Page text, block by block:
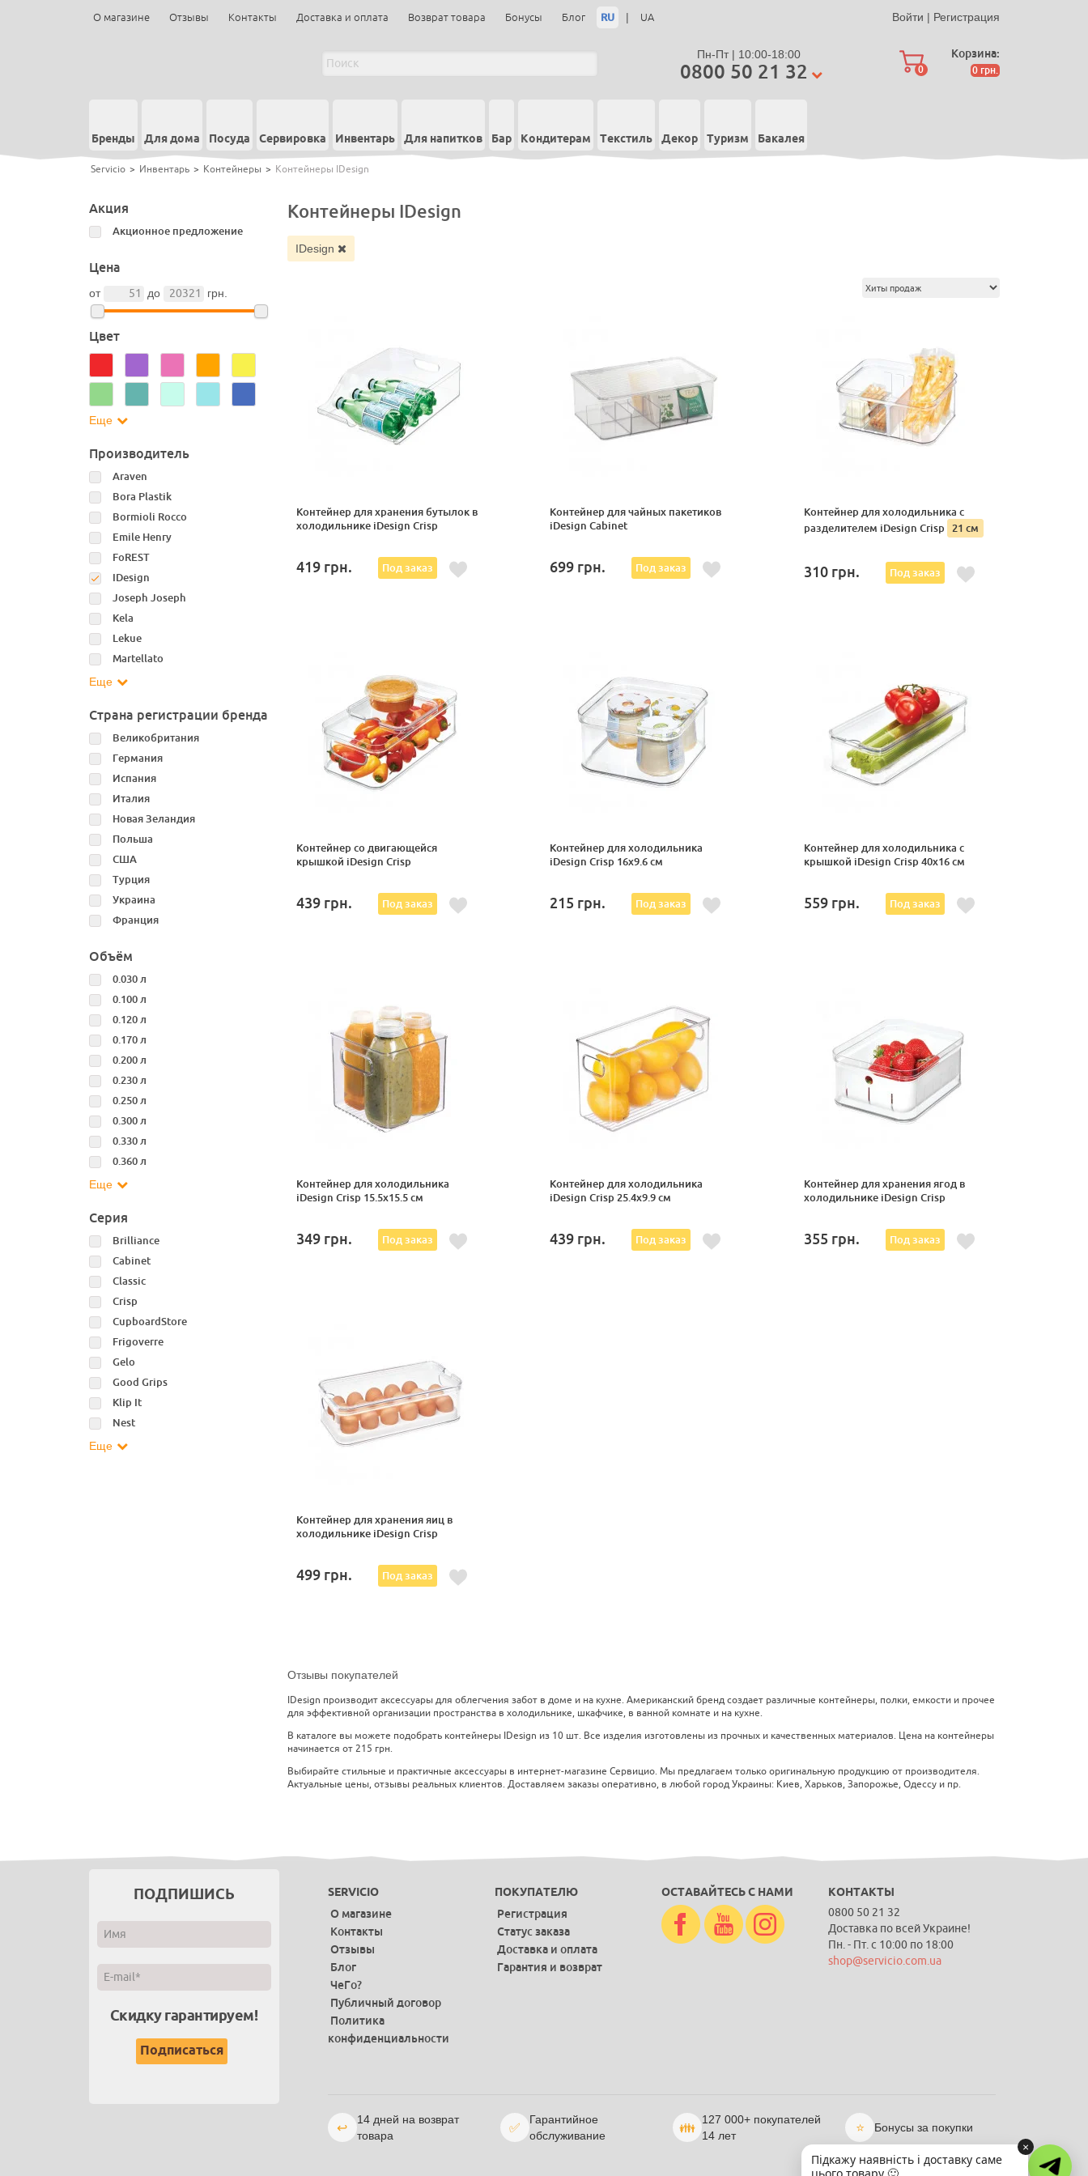
О магазине Отзывы Контакты Доставка и оплата Возврат товара Бонусы Блог RU | UA Войти | Регистрация
Пн-Пт | 10:00-18:00
0800 50 21 32 0
Корзина:
0 грн.
Бренды Для дома Посуда Сервировка Инвентарь Для напитков Бар Кондитерам Текстиль Декор Туризм Бакалея
Servicio > Инвентарь > Контейнеры > Контейнеры IDesign
Акция
Акционное предложение
Цена
от до грн.
Цвет
Еще
Производитель
Araven
Bora Plastik
Bormioli Rocco
Emile Henry
FoREST
IDesign
Joseph Joseph
Kela
Lekue
Martellato
Еще
Страна регистрации бренда
Великобритания
Германия
Испания
Италия
Новая Зеландия
Польша
США
Турция
Украина
Франция
Объём
0.030 л
0.100 л
0.120 л
0.170 л
0.200 л
0.230 л
0.250 л
0.300 л
0.330 л
0.360 л
Еще
Серия
Brilliance
Cabinet
Classic
Crisp
CupboardStore
Frigoverre
Gelo
Good Grips
Klip It
Nest
Еще
Контейнеры IDesign
IDesign
Контейнер для хранения бутылок в
холодильнике iDesign Crisp
419 грн. Под заказ
Контейнер для чайных пакетиков
iDesign Cabinet
699 грн. Под заказ
Контейнер для холодильника с
разделителем iDesign Crisp 21 см
310 грн. Под заказ
Контейнер со двигающейся
крышкой iDesign Crisp
439 грн. Под заказ
Контейнер для холодильника
iDesign Crisp 16x9.6 см
215 грн. Под заказ
Контейнер для холодильника с
крышкой iDesign Crisp 40x16 см
559 грн. Под заказ
Контейнер для холодильника
iDesign Crisp 15.5x15.5 см
349 грн. Под заказ
Контейнер для холодильника
iDesign Crisp 25.4x9.9 см
439 грн. Под заказ
Контейнер для хранения ягод в
холодильнике iDesign Crisp
355 грн. Под заказ
Контейнер для хранения яиц в
холодильнике iDesign Crisp
499 грн. Под заказ
Отзывы покупателей
IDesign производит аксессуары для облегчения забот в доме и на кухне. Американский бренд создает различные контейнеры, полки, емкости и прочее
для эффективной организации пространства в холодильнике, шкафчике, в ванной комнате и на кухне.
В каталоге вы можете подобрать контейнеры IDesign из 10 шт. Все изделия изготовлены из прочных и качественных материалов. Цена на контейнеры
начинается от 215 грн.
Выбирайте стильные и практичные аксессуары в интернет-магазине Сервицио. Мы предлагаем только оригинальную продукцию от производителя.
Актуальные цены, отзывы реальных клиентов. Доставляем заказы оперативно, в любой город Украины: Киев, Харьков, Запорожье, Одессу и пр.
ПОДПИШИСЬ
Скидку гарантируем!
SERVICIO
О магазине
Контакты
Отзывы
Блог
ЧеГо?
Публичный договор
Политика
конфиденциальности
ПОКУПАТЕЛЮ
Регистрация
Статус заказа
Доставка и оплата
Гарантия и возврат
ОСТАВАЙТЕСЬ С НАМИ КОНТАКТЫ
0800 50 21 32
Доставка по всей Украине!
Пн. - Пт. с 10:00 по 18:00
shop@servicio.com.ua
↩
14 дней на возврат
товара
✅
Гарантийное
обслуживание
👪
127 000+ покупателей
14 лет
⭐ Бонусы за покупки
Підкажу наявність і доставку саме
×